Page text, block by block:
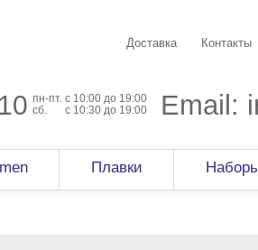
Доставка Контакты
пн-пт. c 10:00 до 19:00
сб.
с 10:30 до 19:00 Email:
Плавки